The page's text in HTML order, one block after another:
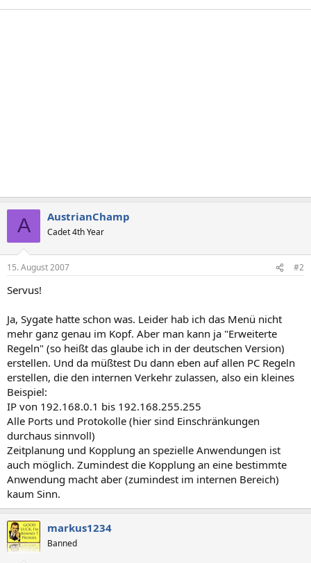
A AustrianChamp
Cadet 4th Year
15. August 2007 #2
Servus!
Ja, Sygate hatte schon was. Leider hab ich das Menü nicht
mehr ganz genau im Kopf. Aber man kann ja "Erweiterte
Regeln" (so heißt das glaube ich in der deutschen Version)
erstellen. Und da müßtest Du dann eben auf allen PC Regeln
erstellen, die den internen Verkehr zulassen, also ein kleines
Beispiel:
IP von 192.168.0.1 bis 192.168.255.255
Alle Ports und Protokolle (hier sind Einschränkungen
durchaus sinnvoll)
Zeitplanung und Kopplung an spezielle Anwendungen ist
auch möglich. Zumindest die Kopplung an eine bestimmte
Anwendung macht aber (zumindest im internen Bereich)
kaum Sinn.
markus1234
Banned